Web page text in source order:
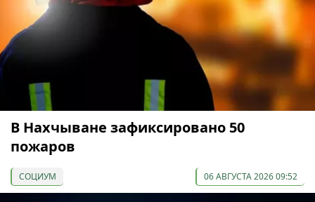
В Нахчыване зафиксировано 50
пожаров
СОЦИУМ 06 АВГУСТА 2026 09:52